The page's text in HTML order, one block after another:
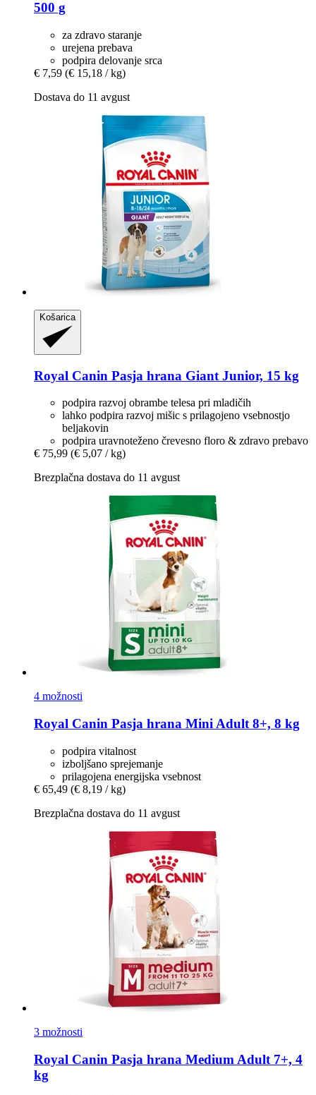
500 g
za zdravo staranje
urejena prebava
podpira delovanje srca
€ 7,59 (€ 15,18 / kg)
Dostava do 11 avgust
Košarica
Royal Canin Pasja hrana Giant Junior, 15 kg
podpira razvoj obrambe telesa pri mladičih
lahko podpira razvoj mišic s prilagojeno vsebnostjo
beljakovin
podpira uravnoteženo črevesno floro & zdravo prebavo
€ 75,99 (€ 5,07 / kg)
Brezplačna dostava do 11 avgust
4 možnosti
Royal Canin Pasja hrana Mini Adult 8+, 8 kg
podpira vitalnost
izboljšano sprejemanje
prilagojena energijska vsebnost
€ 65,49 (€ 8,19 / kg)
Brezplačna dostava do 11 avgust
3 možnosti
Royal Canin Pasja hrana Medium Adult 7+, 4
kg